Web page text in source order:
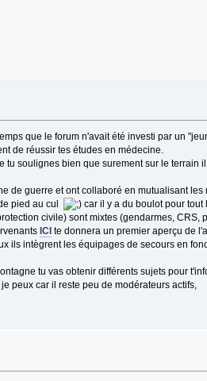
que le forum n'avait été investi par un
de réussir tes études en médecine.
tu soulignes bien que surement sur le terrain
de guerre et ont collaboré en mutualisant les
pied au cul
car il y a du boulot pour tout
civile) sont mixtes (gendarmes, CRS,
ICI te donnera un premier aperçu de
ils intègrent les équipages de secours en
tu vas obtenir différents sujets pour
peux car il reste peu de modérateurs actifs,